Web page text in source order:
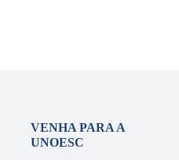
VENHA PARA A
UNOESC